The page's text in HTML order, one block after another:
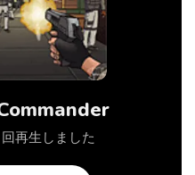
再生しました